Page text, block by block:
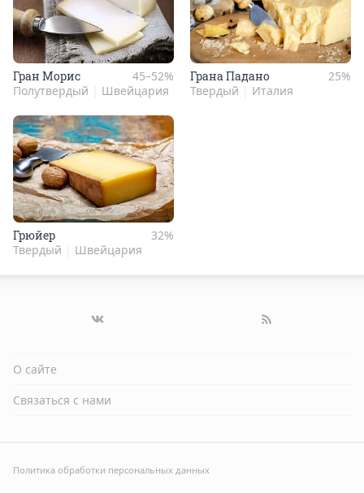
Гран Морис
45–52%
Полутвердый
Швейцария
Гра­на Пада­но
25%
Твердый
Италия
Грюй­ер
32%
Твердый
Швейцария
О сайте
Связаться с нами
Политика обработки персональных данных